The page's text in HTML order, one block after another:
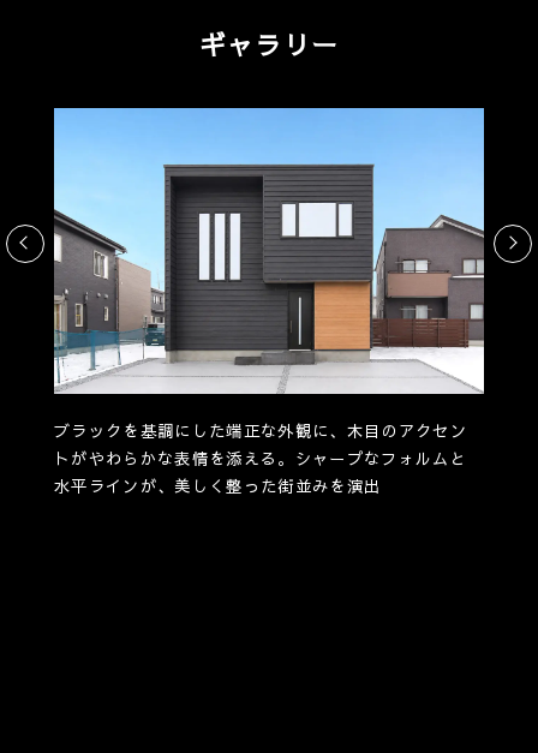
ギャラリー
ブラックを基調にした端正な外観に、木目のアクセン
トがやわらかな表情を添える。シャープなフォルムと
水平ラインが、美しく整った街並みを演出